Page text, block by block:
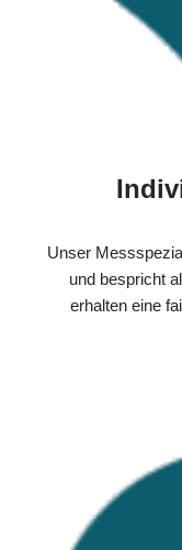
Unser
und bespricht
erhalten eine